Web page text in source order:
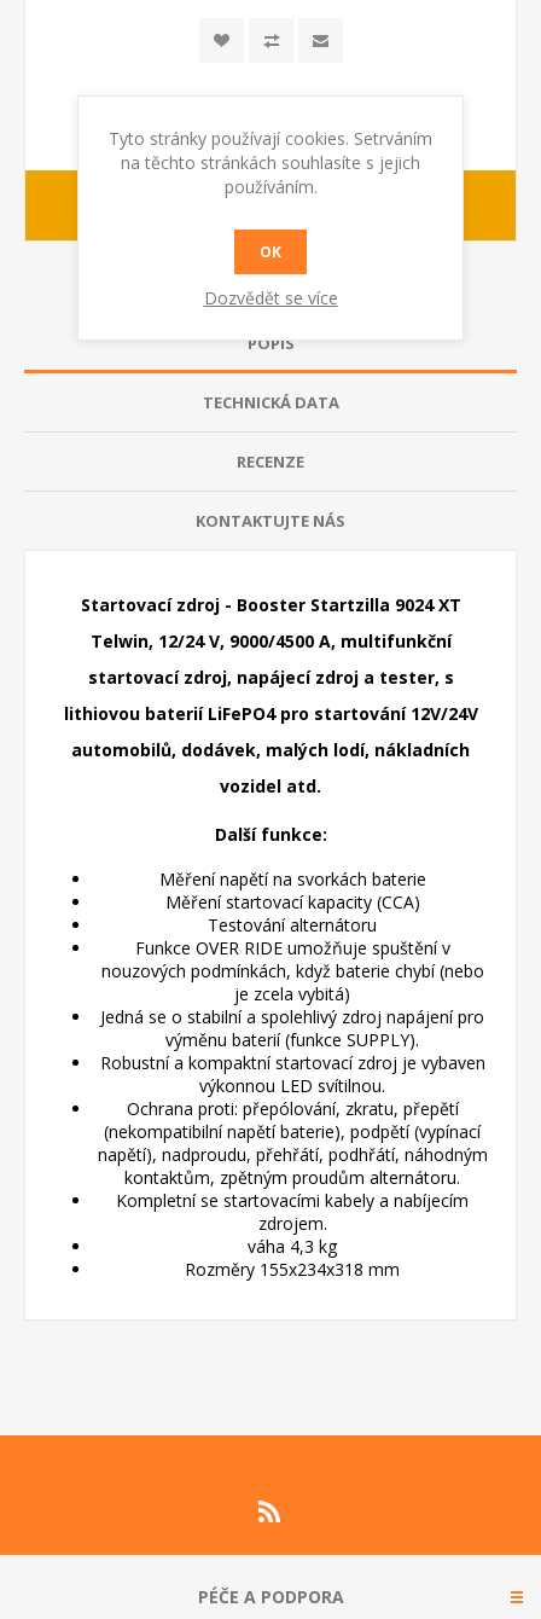
POPIS
TECHNICKÁ DATA
RECENZE
KONTAKTUJTE NÁS
Startovací zdroj - Booster Startzilla 9024 XT
Telwin, 12/24 V, 9000/4500 A, multifunkční
startovací zdroj, napájecí zdroj a tester, s
lithiovou baterií LiFePO4 pro startování 12V/24V
automobilů, dodávek, malých lodí, nákladních
vozidel atd.
Další funkce:
Měření napětí na svorkách baterie
Měření startovací kapacity (CCA)
Testování alternátoru
Funkce OVER RIDE umožňuje spuštění v
nouzových podmínkách, když baterie chybí (nebo
je zcela vybitá)
Jedná se o stabilní a spolehlivý zdroj napájení pro
výměnu baterií (funkce SUPPLY).
Robustní a kompaktní startovací zdroj je vybaven
výkonnou LED svítilnou.
Ochrana proti: přepólování, zkratu, přepětí
(nekompatibilní napětí baterie), podpětí (vypínací
napětí), nadproudu, přehřátí, podhřátí, náhodným
kontaktům, zpětným proudům alternátoru.
Kompletní se startovacími kabely a nabíjecím
zdrojem.
váha 4,3 kg
Rozměry 155x234x318 mm
PÉČE A PODPORA
Tyto stránky používají cookies. Setrváním
na těchto stránkách souhlasíte s jejich
používáním.
OK
Dozvědět se více